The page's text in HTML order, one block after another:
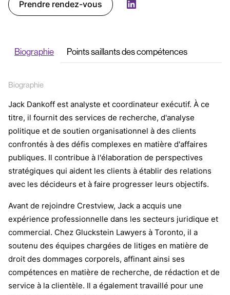
Prendre rendez-vous
LinkedIn
Biographie Points saillants des compétences
Biographie
Jack Dankoff est analyste et coordinateur exécutif. À ce
titre, il fournit des services de recherche, d'analyse
politique et de soutien organisationnel à des clients
confrontés à des défis complexes en matière d'affaires
publiques. Il contribue à l'élaboration de perspectives
stratégiques qui aident les clients à établir des relations
avec les décideurs et à faire progresser leurs objectifs.
Avant de rejoindre Crestview, Jack a acquis une
expérience professionnelle dans les secteurs juridique et
commercial. Chez Gluckstein Lawyers à Toronto, il a
soutenu des équipes chargées de litiges en matière de
droit des dommages corporels, affinant ainsi ses
compétences en matière de recherche, de rédaction et de
service à la clientèle. Il a également travaillé pour une